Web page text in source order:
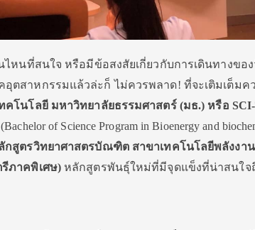
ไหนที่สนใจ หรือมีข้อสงสัยเกี่ยวกับการเดินทางขอ
อุตสาหกรรมแล้วล่ะก็ ไม่ควรพลาด! ที่จะเติมเต็ม
คโนโลยี มหาวิทยาลัยธรรมศาสตร์ (มธ.) หรือ
(Bachelor of Science Program in Bioenergy and
กสูตรวิทยาศาสตรบัณฑิต สาขาเทคโนโลยีพลังงา
ภาคพิเศษ) หลักสูตรพันธุ์ใหม่ที่มีจุดแข็งที่น่าสนใจ